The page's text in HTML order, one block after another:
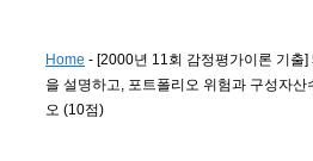
Home - [2000년 11회 감정평가이론 기출
을 설명하고, 포트폴리오 위험과 구성자산
오 (10점)